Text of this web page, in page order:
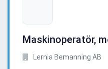
Maskinoperatör,
Lernia Bemanning AB